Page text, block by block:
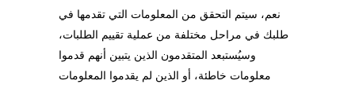
نعم، سيتم التحقق من المعلومات التي تقدمها في
طلبك في مراحل مختلفة من عملية تقييم الطلبات،
وسيُستبعد المتقدمون الذين يتبين أنهم قدموا
معلومات خاطئة، أو الذين لم يقدموا المعلومات